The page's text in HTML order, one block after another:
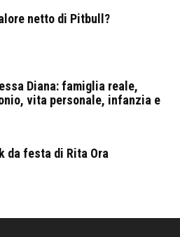
netto di Pitbull?
Diana: famiglia reale,
vita personale, infanzia e
da festa di Rita Ora